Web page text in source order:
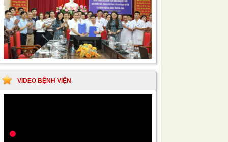
VIDEO BỆNH VIỆN